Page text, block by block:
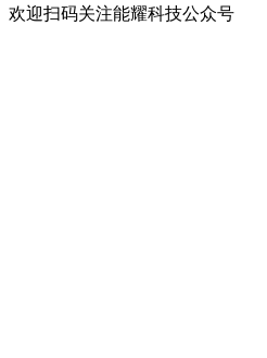
欢迎扫码关注能耀科技公众号